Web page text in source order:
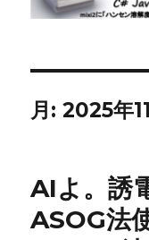
月:2025年
AIよ。誘
ASOG法